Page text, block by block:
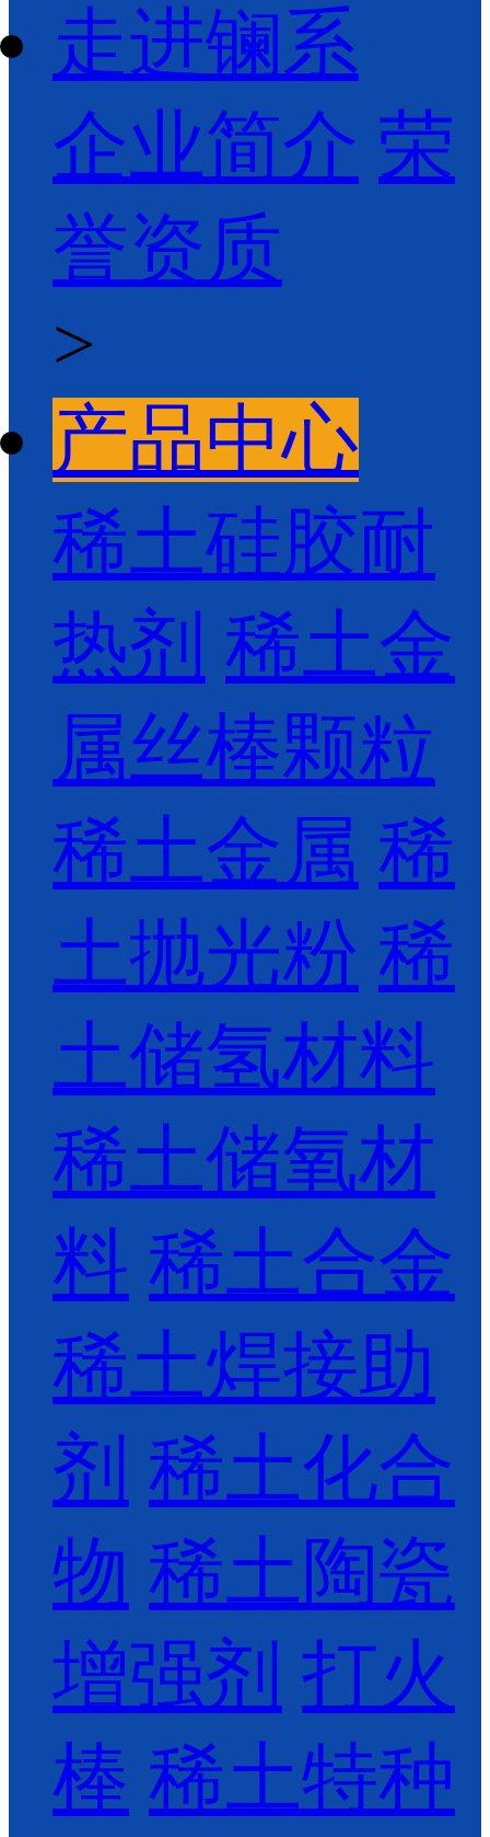
走进镧系
企业简介 荣
誉资质
>
产品中心
稀土硅胶耐
热剂 稀土金
属丝棒颗粒
稀土金属 稀
土抛光粉 稀
土储氢材料
稀土储氧材
料 稀土合金
稀土焊接助
剂 稀土化合
物 稀土陶瓷
增强剂 打火
棒 稀土特种